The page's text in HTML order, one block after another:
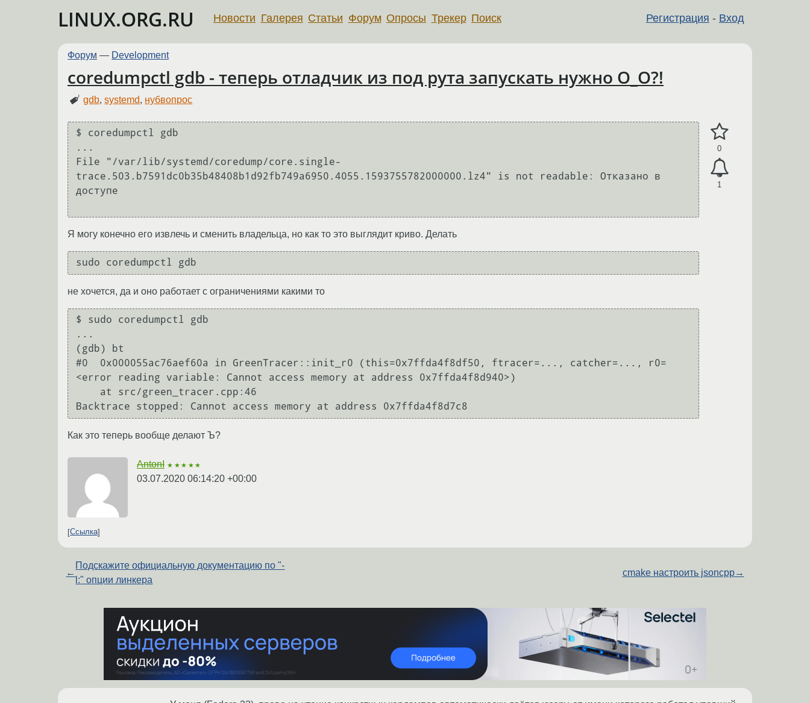
LINUX.ORG.RU Регистрация - Вход
Новости Галерея Статьи Форум Опросы Трекер Поиск
Форум — Development
coredumpctl gdb - теперь отладчик из под рута запускать нужно O_O?!
gdb,systemd, нубвопрос
0
1
$ coredumpctl gdb
...
File "/var/lib/systemd/coredump/core.single-
trace.503.b7591dc0b35b48408b1d92fb749a6950.4055.1593755782000000.lz4" is not readable: Отказано в
доступе
Я могу конечно его извлечь и сменить владельца, но как то это выглядит криво. Делать
не хочется, да и оно работает с ограничениями какими то
$ sudo coredumpctl gdb
...
(gdb) bt
#0  0x000055ac76aef60a in GreenTracer::init_r0 (this=0x7ffda4f8df50, ftracer=..., catcher=..., r0=
<error reading variable: Cannot access memory at address 0x7ffda4f8d940>)
Как это теперь вообще делают Ъ?
AntonI ★★★★★
03.07.2020 06:14:20 +00:00
Ссылка
←
Подскажите официальную документацию по "-
l:" опции линкера
cmake настроить jsoncpp→